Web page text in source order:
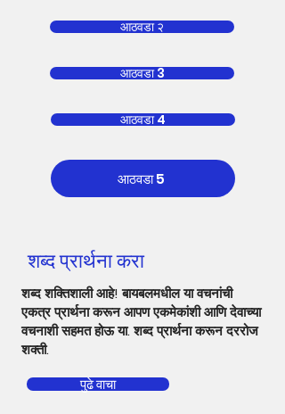
आठवडा २
आठवडा 3
आठवडा 4
आठवडा 5
शब्द प्रार्थना करा
शब्द शक्तिशाली आहे! बायबलमधील या वचनांची
एकत्र प्रार्थना करून आपण एकमेकांशी आणि देवाच्या
वचनाशी सहमत होऊ या. शब्द प्रार्थना करून दररोज
शक्ती.
पुढे वाचा